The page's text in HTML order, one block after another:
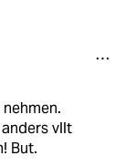
vllt
But.